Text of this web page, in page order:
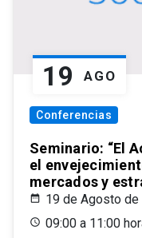
19 AGO
Conferencias
Seminario: “El
el
mercados y
19 de Agosto de
09:00 a 11:00